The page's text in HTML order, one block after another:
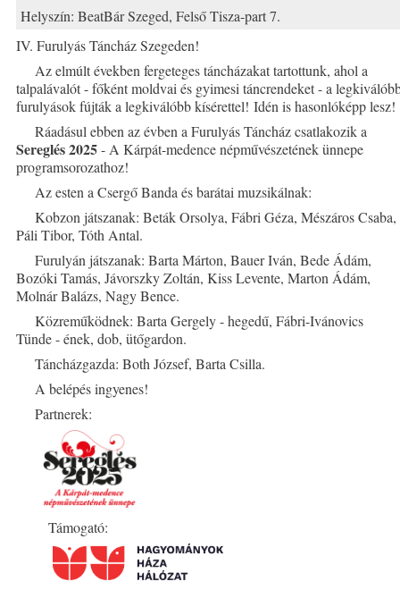
Helyszín: BeatBár Szeged, Felső Tisza-part 7.
IV. Furulyás Táncház Szegeden!
Az elmúlt években fergeteges táncházakat tartottunk, ahol a
talpalávalót - főként moldvai és gyimesi táncrendeket - a
furulyások fújták a legkiválóbb kísérettel! Idén is hasonlóképp lesz!
Ráadásul ebben az évben a Furulyás Táncház csatlakozik a
Sereglés 2025- A Kárpát-medence népművészetének ünnepe
programsorozathoz!
Az esten a Csergő Banda és barátai muzsikálnak:
Kobzon játszanak: Beták Orsolya, Fábri Géza, Mészáros Csaba,
Páli Tibor, Tóth Antal.
Furulyán játszanak: Barta Márton, Bauer Iván, Bede Ádám,
Bozóki Tamás, Jávorszky Zoltán, Kiss Levente, Marton Ádám,
Molnár Balázs, Nagy Bence.
Közreműködnek: Barta Gergely - hegedű, Fábri-Ivánovics
Tünde - ének, dob, ütőgardon.
Táncházgazda: Both József, Barta Csilla.
A belépés ingyenes!
Partnerek:
Támogató: